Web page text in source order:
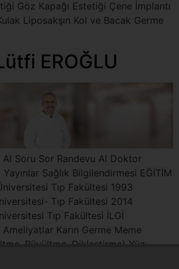
Göz Kapağı Estetiği Çene İmplantı
Liposakşın Kol ve Bacak Germe
EROĞLU
Al Soru Sor Randevu Al Doktor
Sağlık Bilgilendirmesi EĞİTİM
Tıp Fakültesi 1993
Tıp Fakültesi 2014
Tıp Fakültesi İLGİ
Karın Germe Meme
Büyültme, Dikleştirme) Yüz